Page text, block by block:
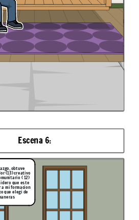
Escena 6:
obtuve
creativo
( 12)
que este
elegi de